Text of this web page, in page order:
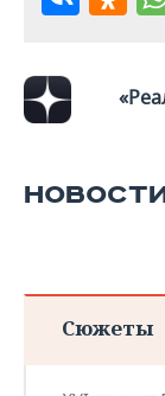
Сюжеты